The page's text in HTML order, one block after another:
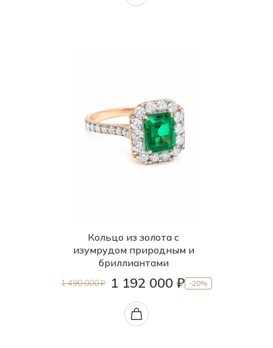
Кольцо из золота с
изумрудом природным и
бриллиантами
1 490 000 ₽ 1 192 000 ₽ -20%